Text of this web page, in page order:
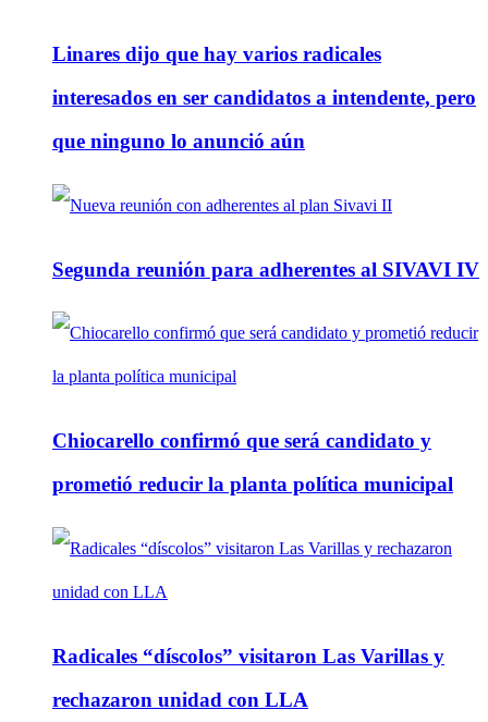
Linares dijo que hay varios radicales
interesados en ser candidatos a intendente, pero
que ninguno lo anunció aún
Segunda reunión para adherentes al SIVAVI IV
Chiocarello confirmó que será candidato y
prometió reducir la planta política municipal
Radicales “díscolos” visitaron Las Varillas y
rechazaron unidad con LLA